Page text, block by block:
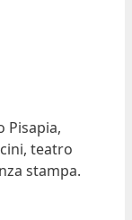
Pisapia,
teatro
stampa.